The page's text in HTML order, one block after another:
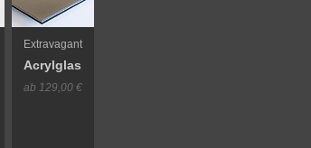
Extravagant
Acrylglas
ab 129,00 €